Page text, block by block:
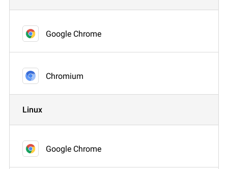
Google Chrome
Chromium
Linux
Google Chrome